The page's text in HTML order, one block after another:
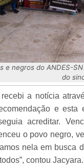
e negros do ANDES-
do
a notícia
e
acreditar.
o povo negro,
nela em busca
contou Jacyara.